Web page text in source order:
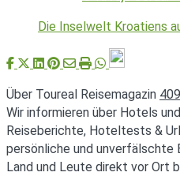
Die Inselwelt Kroatiens
Über Toureal Reisemagazin
Wir informieren über Hotels
Reiseberichte, Hoteltests &
persönliche und unverfälschte
Land und Leute direkt vor Ort